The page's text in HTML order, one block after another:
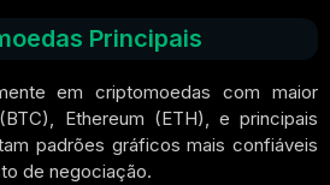
Principais
em criptomoedas com maior
Ethereum (ETH), e principais
padrões gráficos mais confiáveis
de negociação.